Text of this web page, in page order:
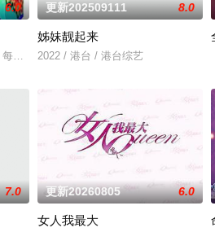
6.0
个台湾新住民难免会因为文化差异、风俗
更新202509111 8.0
姊妹靓起来
2022 / 港台 / 港台综艺
7.0 更新20260805 6.0
女人我最大